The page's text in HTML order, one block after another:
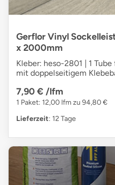
Gerflor Vinyl
x 2000mm
Kleber: heso-2801 | 1
mit doppelseitigem
7,90 € /lfm
1 Paket: 12,00 lfm zu 94,80 €
Lieferzeit: 12 Tage